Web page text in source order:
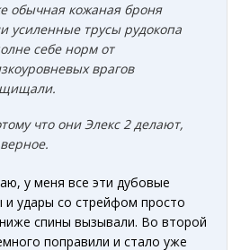
обычная кожаная броня
усиленные трусы рудокопа
себе норм от
врагов
что они Элекс 2 делают,
у меня все эти дубовые
и удары со стрейфом просто
спины вызывали. Во второй
поправили и стало уже